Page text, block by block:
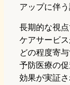
アップに伴
長期的な視
ケアサービ
どの程度寄
予防医療の
効果が実証